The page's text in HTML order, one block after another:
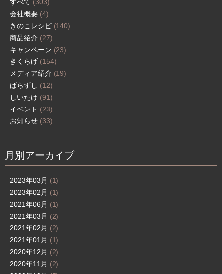
すべて (303)
会社概要 (4)
きのこレシピ (140)
商品紹介 (27)
キャンペーン (23)
きくらげ (154)
メディア紹介 (19)
ばらずし (12)
しいたけ (91)
イベント (23)
お知らせ (33)
月別アーカイブ
2023年03月 (1)
2023年02月 (1)
2021年06月 (1)
2021年03月 (2)
2021年02月 (2)
2021年01月 (1)
2020年12月 (2)
2020年11月 (2)